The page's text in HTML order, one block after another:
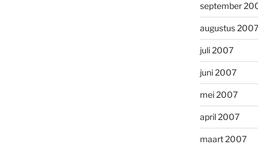
september
augustus 2007
juli 2007
juni 2007
mei 2007
april 2007
maart 2007